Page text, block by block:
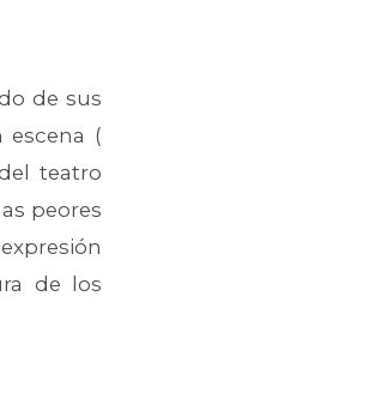
de sus
escena (
teatro
peores
de los